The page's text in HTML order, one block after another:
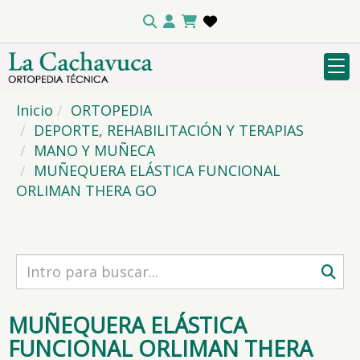
Inicio
ORTOPEDIA
DEPORTE, REHABILITACIÓN Y TERAPIAS
MANO Y MUÑECA
MUÑEQUERA ELÁSTICA FUNCIONAL
ORLIMAN THERA GO
MUÑEQUERA ELÁSTICA
FUNCIONAL ORLIMAN THERA